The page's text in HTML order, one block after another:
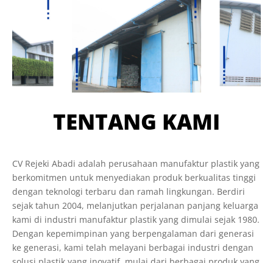
TENTANG KAMI
CV Rejeki Abadi adalah perusahaan manufaktur plastik yang
berkomitmen untuk menyediakan produk berkualitas tinggi
dengan teknologi terbaru dan ramah lingkungan. Berdiri
sejak tahun 2004, melanjutkan perjalanan panjang keluarga
kami di industri manufaktur plastik yang dimulai sejak 1980.
Dengan kepemimpinan yang berpengalaman dari generasi
ke generasi, kami telah melayani berbagai industri dengan